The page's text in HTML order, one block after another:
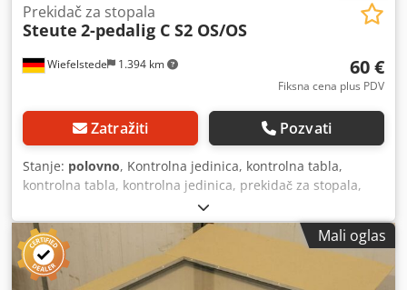
Wiefelstede 1.394 km
Prekidač za stopala
Steute 2-pedalig C S2 OS/OS
60 €
Fiksna cena plus PDV
Zatražiti Pozvati
Stanje: polovno, Kontrolna jedinica, kontrolna tabla,
kontrolna tabla, kontrolna jedinica, prekidač za stopala,
prekidač za sigurnosne noge -Proizvođač: Steute, prekidač
za sigurnosno stopalo sa 2 pedale Csdpfx Ajgqlgyjcwsrf -
Tip: C S2 OS / OS -Metalno kućište: sa zaštitnim poklopcem,
die-cast aluminijum -Dimenzije: 275/280 / H130 mm -
Težina: 2,6 kg
Mali oglas